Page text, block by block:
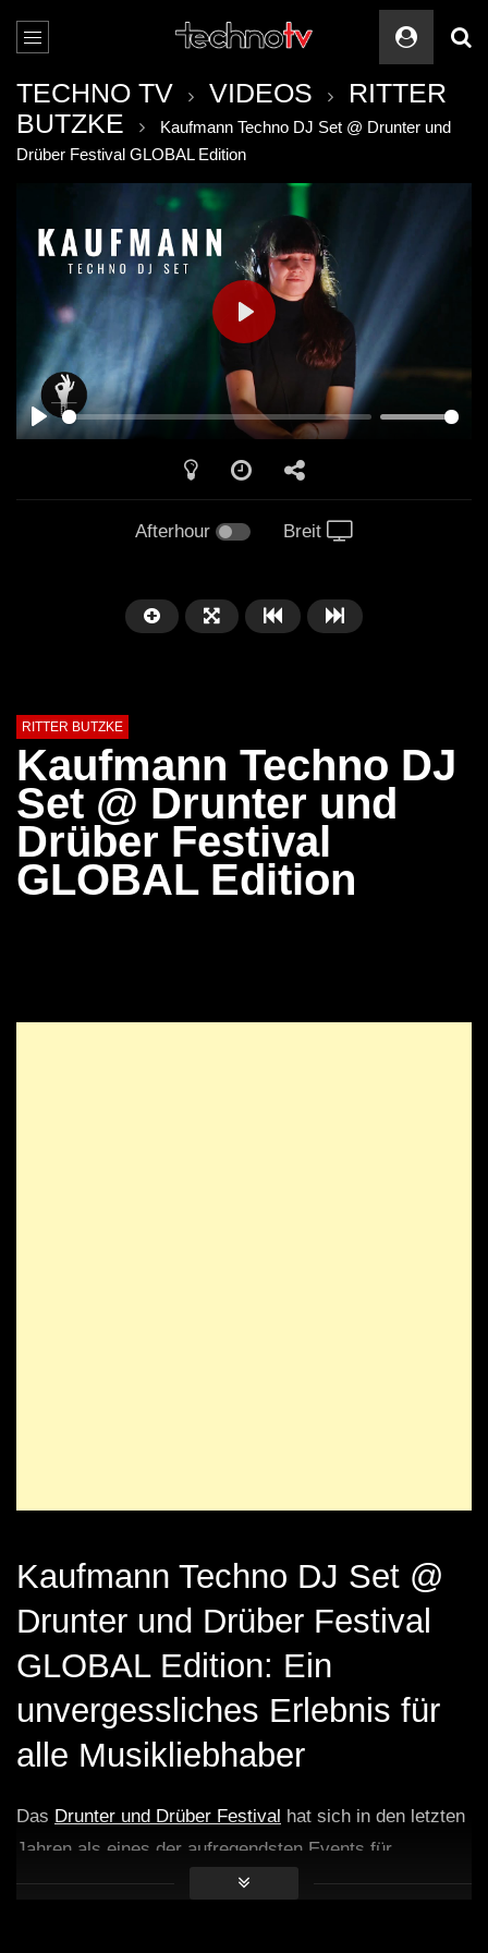
TECHNO TV VIDEOS
RITTER
BUTZKE
Kaufmann Techno DJ Set @ Drunter und
Drüber Festival GLOBAL Edition
PLAY
PLAY
Afterhour Breit
RITTER BUTZKE
Kaufmann Techno DJ
Set @ Drunter und
Drüber Festival
GLOBAL Edition
Kaufmann Techno DJ Set @
Drunter und Drüber Festival
GLOBAL Edition: Ein
unvergessliches Erlebnis für
alle Musikliebhaber
Das Drunter und Drüber Festival hat sich in den letzten
Jahren als eines der aufregendsten Events für
elektronische Musik etabliert. Die GLOBAL Edition des